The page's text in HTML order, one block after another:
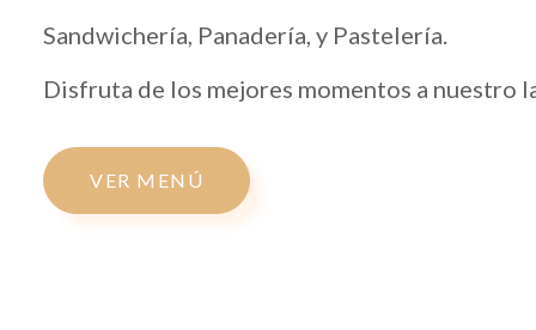
Sandwichería, Panadería, y Pastelería.
Disfruta de los mejores momentos a nuestro
VER MENÚ